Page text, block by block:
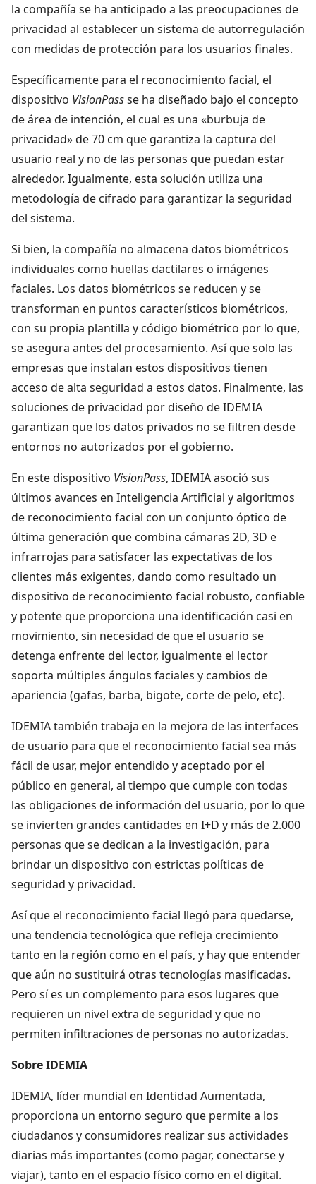
la compañía se ha anticipado a las preocupaciones de
privacidad al establecer un sistema de autorregulación
con medidas de protección para los usuarios finales.
Específicamente para el reconocimiento facial, el
dispositivo VisionPassse ha diseñado bajo el concepto
de área de intención, el cual es una «burbuja de
privacidad» de 70 cm que garantiza la captura del
usuario real y no de las personas que puedan estar
alrededor. Igualmente, esta solución utiliza una
metodología de cifrado para garantizar la seguridad
del sistema.
Si bien, la compañía no almacena datos biométricos
individuales como huellas dactilares o imágenes
faciales. Los datos biométricos se reducen y se
transforman en puntos característicos biométricos,
con su propia plantilla y código biométrico por lo que,
se asegura antes del procesamiento. Así que solo las
empresas que instalan estos dispositivos tienen
acceso de alta seguridad a estos datos. Finalmente, las
soluciones de privacidad por diseño de IDEMIA
garantizan que los datos privados no se filtren desde
entornos no autorizados por el gobierno.
En este dispositivo VisionPass, IDEMIA asoció sus
últimos avances en Inteligencia Artificial y algoritmos
de reconocimiento facial con un conjunto óptico de
última generación que combina cámaras 2D, 3D e
infrarrojas para satisfacer las expectativas de los
clientes más exigentes, dando como resultado un
dispositivo de reconocimiento facial robusto, confiable
y potente que proporciona una identificación casi en
movimiento, sin necesidad de que el usuario se
detenga enfrente del lector, igualmente el lector
soporta múltiples ángulos faciales y cambios de
apariencia (gafas, barba, bigote, corte de pelo, etc).
IDEMIA también trabaja en la mejora de las interfaces
de usuario para que el reconocimiento facial sea más
fácil de usar, mejor entendido y aceptado por el
público en general, al tiempo que cumple con todas
las obligaciones de información del usuario, por lo que
se invierten grandes cantidades en I+D y más de 2.000
personas que se dedican a la investigación, para
brindar un dispositivo con estrictas políticas de
seguridad y privacidad.
Así que el reconocimiento facial llegó para quedarse,
una tendencia tecnológica que refleja crecimiento
tanto en la región como en el país, y hay que entender
que aún no sustituirá otras tecnologías masificadas.
Pero sí es un complemento para esos lugares que
requieren un nivel extra de seguridad y que no
permiten infiltraciones de personas no autorizadas.
Sobre IDEMIA
IDEMIA, líder mundial en Identidad Aumentada,
proporciona un entorno seguro que permite a los
ciudadanos y consumidores realizar sus actividades
diarias más importantes (como pagar, conectarse y
viajar), tanto en el espacio físico como en el digital.